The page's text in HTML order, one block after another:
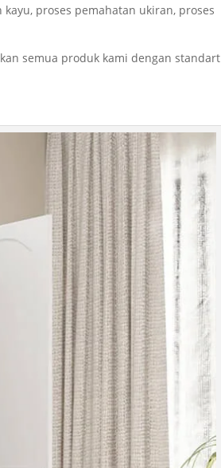
proses pemahatan ukiran, proses
semua produk kami dengan standart